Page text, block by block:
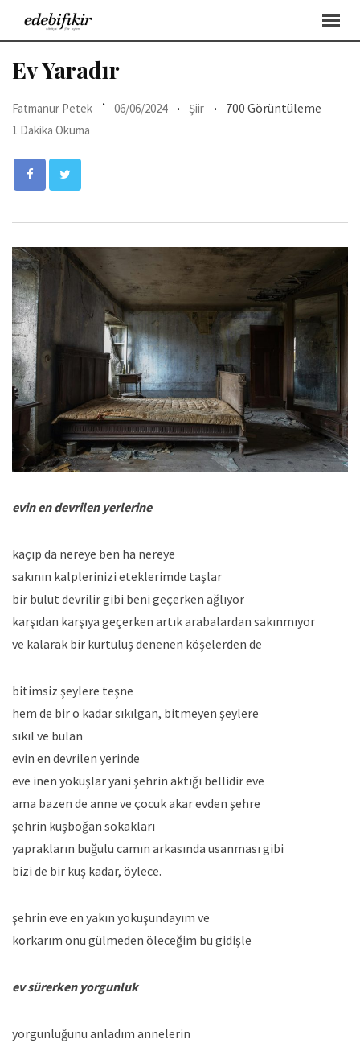
Ev Yaradır
Fatmanur Petek 06/06/2024 Şiir 700 Görüntüleme
1 Dakika Okuma
evin en devrilen yerlerine
kaçıp da nereye ben ha nereye
sakının kalplerinizi eteklerimde taşlar
bir bulut devrilir gibi beni geçerken ağlıyor
karşıdan karşıya geçerken artık arabalardan sakınmıyor
ve kalarak bir kurtuluş denenen köşelerden de
bitimsiz şeylere teşne
hem de bir o kadar sıkılgan, bitmeyen şeylere
sıkıl ve bulan
evin en devrilen yerinde
eve inen yokuşlar yani şehrin aktığı bellidir eve
ama bazen de anne ve çocuk akar evden şehre
şehrin kuşboğan sokakları
yaprakların buğulu camın arkasında usanması gibi
bizi de bir kuş kadar, öylece.
şehrin eve en yakın yokuşundayım ve
korkarım onu gülmeden öleceğim bu gidişle
ev sürerken yorgunluk
yorgunluğunu anladım annelerin